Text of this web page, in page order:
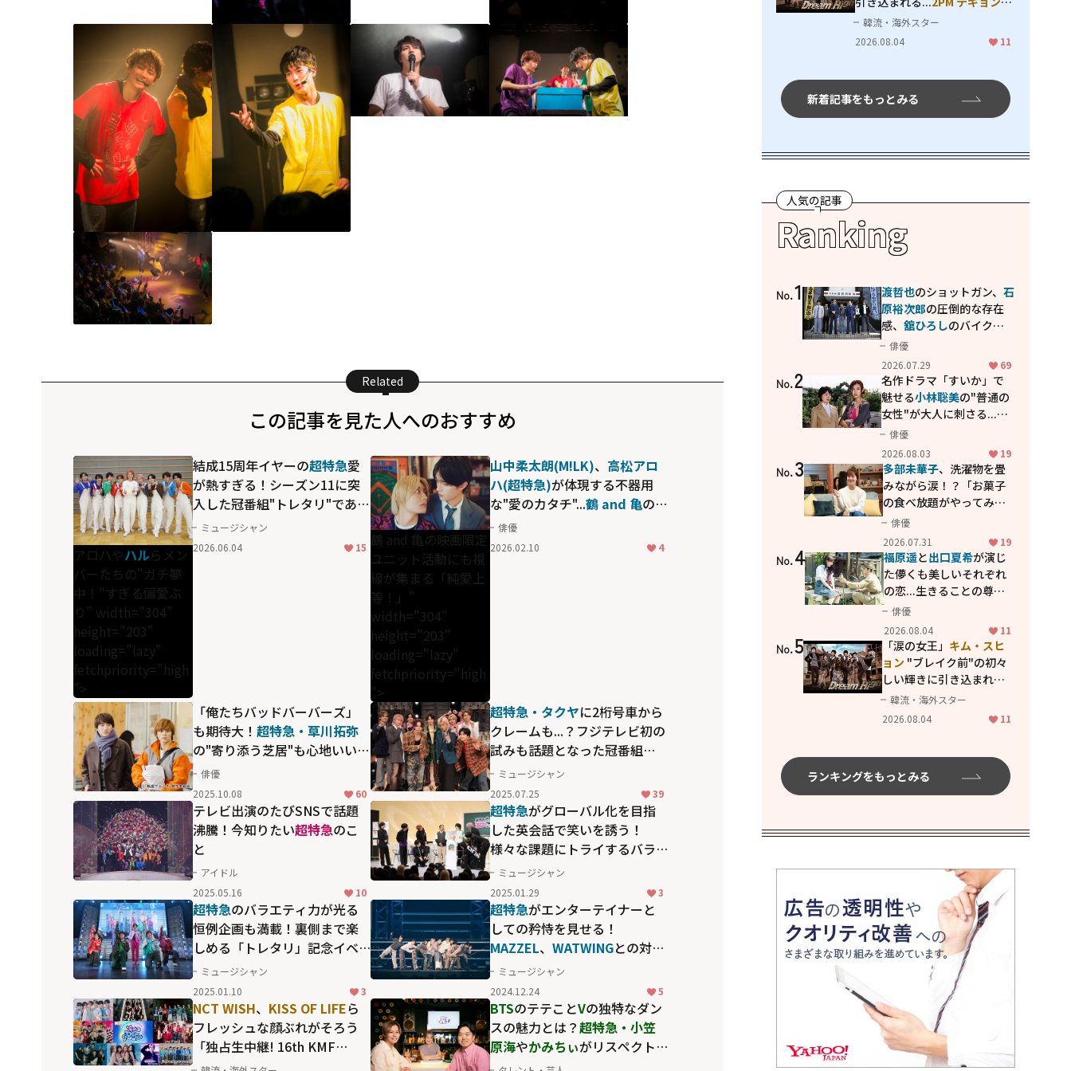
Related
この記事を見た人へのおすすめ
アロハやハルらメン
バーたちの"ガチ夢
中！"すぎる偏愛ぶ
り" width="304"
height="203"
loading="lazy"
fetchpriority="high
">
結成15周年イヤーの超特急愛
が熱すぎる！シーズン11に突
入した冠番組"トレタリ"であら
わになった、
メンバーたちの"ガチ夢中！"す
ミュージシャン
2026.06.04
15 鶴 and 亀の映画限定
ユニット活動にも視
線が集まる「純愛上
等！」"
width="304"
height="203"
loading="lazy"
fetchpriority="high
">
山中柔太朗(M!LK)、 高松アロ
ハ(超特急)が体現する不器用
な"愛のカタチ"...鶴 and 亀の映
画限定ユニット活動にも視線
が集まる「純愛上等！」
俳優
2026.02.10
4
「俺たちバッドバーバーズ」
も期待大！ 超特急・草川拓弥
の"寄り添う芝居"も心地いい、
男性同士の"晩活"に癒される深
夜ドラマ「晩餐ブルース」
俳優
2025.10.08
60
超特急・タクヤに2桁号車から
クレームも...？フジテレビ初の
試みも話題となった冠番組
「トレタリ」生放送特番の舞
台裏と反省会トーク
ミュージシャン
2025.07.25
39
テレビ出演のたびSNSで話題
沸騰！今知りたい超特急のこ
と
アイドル
2025.05.16
10
超特急がグローバル化を目指
した英会話で笑いを誘う！
様々な課題にトライするバラ
エティ「超特急のふじびじス
クール！」
ミュージシャン
2025.01.29
3
超特急のバラエティ力が光る
恒例企画も満載！裏側まで楽
しめる「トレタリ」記念イベ
ントの超完全版
ミュージシャン
2025.01.10
3
超特急がエンターテイナーと
しての矜恃を見せる！
MAZZEL、 WATWINGとの対バ
ンで笑いと熱狂に包まれた
「VS.超特急」
ミュージシャン
2024.12.24
5
NCT WISH、 KISS OF LIFEら
フレッシュな顔ぶれがそろう
「独占生中継! 16th KMF
2024」に高まる期待
BTSのテテことVの独特なダン
スの魅力とは？超特急・小笠
原海やかみちぃがリスペクト
を込めて語り尽くす「K-POP
豪華共演の青春名作「ドリーム
ハイ」
韓流・海外スター
2026.08.04
11
新着記事をもっとみる
人気の記事
Ranking
No.1 渡哲也のショットガン、石
原裕次郎の圧倒的な存在
感、舘ひろしのバイクア
クション！"大門軍団"の
カッコよさが詰まった
「西部警察 PART-II」
俳優
2026.07.29
69
No.2
名作ドラマ「すいか」で
魅せる小林聡美の"普通の
女性"が大人に刺さる...映
画「かもめ食堂」にも通
じる静かな芝居
俳優
2026.08.03
19
No.3 多部未華子、洗濯物を畳
みながら涙！？「お菓子
の食べ放題がやってみた
い」ハンディファン4台の
暑さ対策も明かす
俳優
2026.07.31
19
No.4 福原遥と出口夏希が演じ
た儚くも美しいそれぞれ
の恋...生きることの尊さ
を教えてくれた映画「あ
の花が咲く丘で、君とま
た出会えたら。」
俳優
2026.08.04
11
No.5 「涙の女王」 キム・スヒ
ョン "ブレイク前"の初々
しい輝きに引き込まれ
る...2PM テギョン
共演の青春名作「ドリー
韓流・海外スター
2026.08.04
11
ランキングをもっとみる